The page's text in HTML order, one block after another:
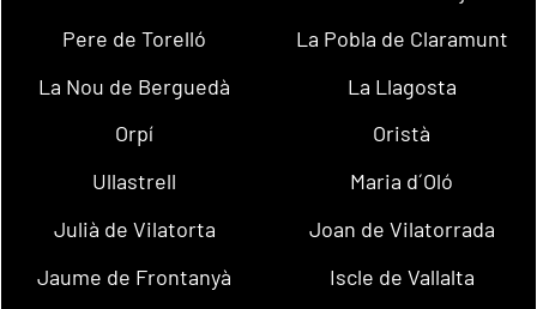
Pere de Torelló
La Pobla de Claramunt
La Nou de Berguedà
La Llagosta
Orpí
Oristà
Ullastrell
Maria d´Oló
Julià de Vilatorta
Joan de Vilatorrada
Jaume de Frontanyà
Iscle de Vallalta